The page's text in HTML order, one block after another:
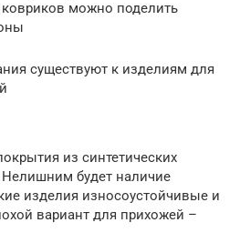
можно поделить
существуют к изделиям для
из синтетических
Нелишним будет наличие
изделия износоустойчивые и
вариант для прихожей –